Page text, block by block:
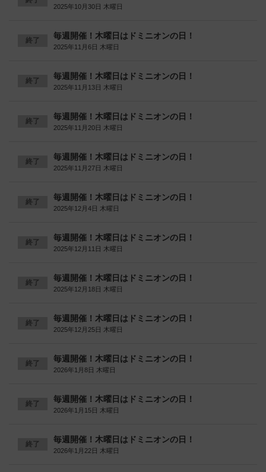
2025年10月30日 木曜日
終了 毎週開催！木曜日はドミニオンの日！
2025年11月6日 木曜日
終了 毎週開催！木曜日はドミニオンの日！
2025年11月13日 木曜日
終了 毎週開催！木曜日はドミニオンの日！
2025年11月20日 木曜日
終了 毎週開催！木曜日はドミニオンの日！
2025年11月27日 木曜日
終了 毎週開催！木曜日はドミニオンの日！
2025年12月4日 木曜日
終了 毎週開催！木曜日はドミニオンの日！
2025年12月11日 木曜日
終了 毎週開催！木曜日はドミニオンの日！
2025年12月18日 木曜日
終了 毎週開催！木曜日はドミニオンの日！
2025年12月25日 木曜日
終了 毎週開催！木曜日はドミニオンの日！
2026年1月8日 木曜日
終了 毎週開催！木曜日はドミニオンの日！
2026年1月15日 木曜日
終了 毎週開催！木曜日はドミニオンの日！
2026年1月22日 木曜日